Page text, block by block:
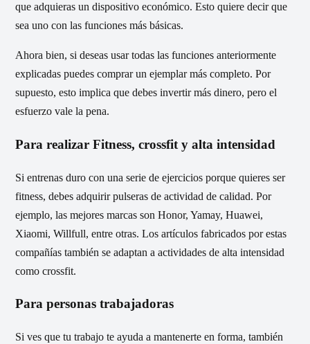
que adquieras un dispositivo económico. Esto quiere decir que
sea uno con las funciones más básicas.
Ahora bien, si deseas usar todas las funciones anteriormente
explicadas puedes comprar un ejemplar más completo. Por
supuesto, esto implica que debes invertir más dinero, pero el
esfuerzo vale la pena.
Para realizar Fitness, crossfit y alta intensidad
Si entrenas duro con una serie de ejercicios porque quieres ser
fitness, debes adquirir pulseras de actividad de calidad. Por
ejemplo, las mejores marcas son Honor, Yamay, Huawei,
Xiaomi, Willfull, entre otras. Los artículos fabricados por estas
compañías también se adaptan a actividades de alta intensidad
como crossfit.
Para personas trabajadoras
Si ves que tu trabajo te ayuda a mantenerte en forma, también